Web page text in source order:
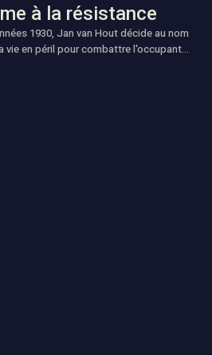
à la résistance
1930, Jan van Hout décide au nom
vie en péril pour combattre l'occupant...